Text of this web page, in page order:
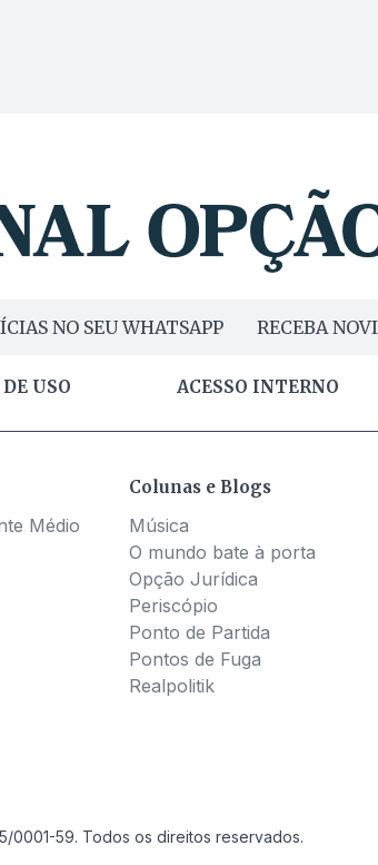
NO SEU WHATSAPP RECEBA
USO ACESSO INTERNO
Médio
Colunas e Blogs
Música
O mundo bate à porta
Opção Jurídica
Periscópio
Ponto de Partida
Pontos de Fuga
Realpolitik
0001-59. Todos os direitos reservados.